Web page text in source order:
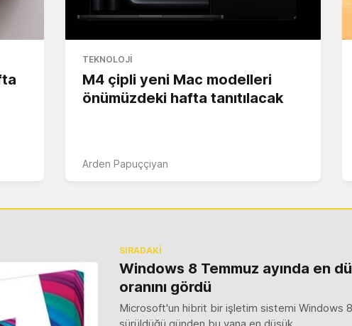
TEKNOLOJI
M4 çipli yeni Mac modelleri
önümüzdeki hafta tanıtılacak
Arden Papuççiyan
SIRADAKİ
Windows 8 Temmuz ayında en
oranını gördü
Microsoft'un hibrit bir işletim sistemi Windows
sürüldüğü günden bu yana en düşük…